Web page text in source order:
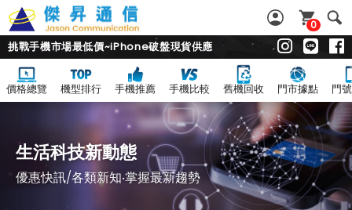
0
挑戰手機市場最低價~iPhone破盤現貨供應
價格總覽 機型排行 手機推薦 手機比較 舊機回收 門市據點 門
生活科技新動態
優惠快訊/各類新知‧掌握最新趨勢